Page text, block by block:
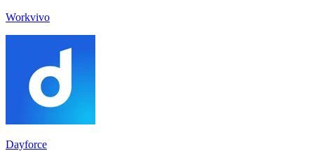
Workvivo
Dayforce